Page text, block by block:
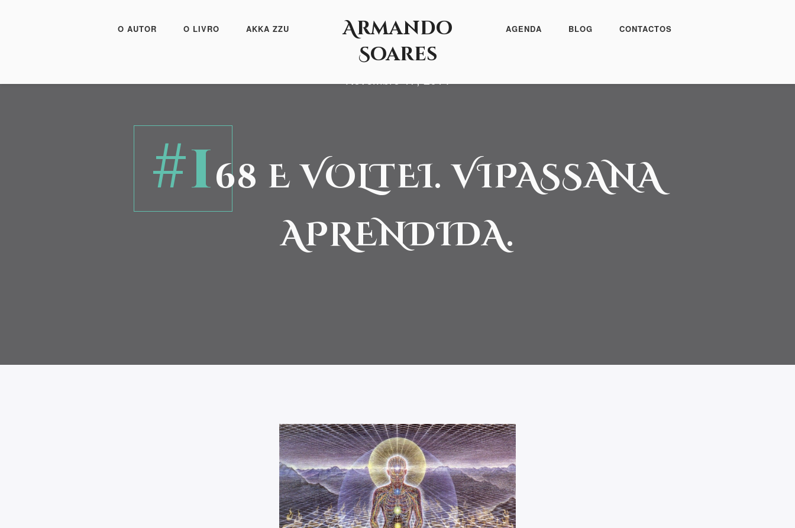
O AUTOR O LIVRO AKKA ZZU
Armando
Soares
AGENDA BLOG CONTACTOS
Novembro 17, 2014
#168 E VOLTEI. VIPASSANA
APRENDIDA.